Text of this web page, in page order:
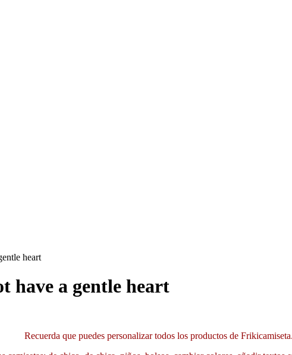
heart
have a gentle heart
Recuerda que puedes personalizar todos los productos de